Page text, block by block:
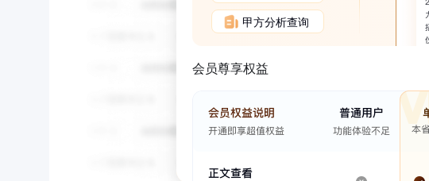
甲方分析查询
会员尊享权益